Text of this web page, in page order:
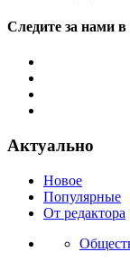
Следите за нами
Актуально
Новое
Популярные
От редактора